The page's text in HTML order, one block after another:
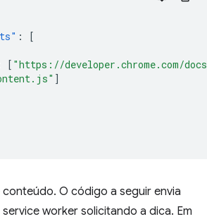
:
[
[ "https://developer.chrome.com/
]
O código a seguir envia
worker solicitando a dica. Em